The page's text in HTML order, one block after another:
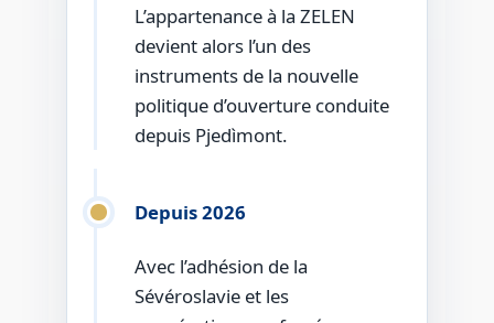
L’appartenance à la ZELEN
devient alors l’un des
instruments de la nouvelle
politique d’ouverture conduite
depuis Pjedìmont.
Depuis 2026
Avec l’adhésion de la
Sévéroslavie et les